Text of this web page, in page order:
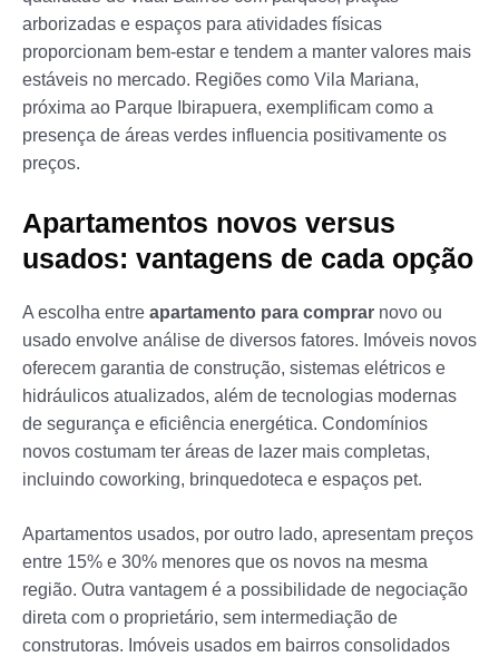
arborizadas e espaços para atividades físicas
proporcionam bem-estar e tendem a manter valores mais
estáveis no mercado. Regiões como Vila Mariana,
próxima ao Parque Ibirapuera, exemplificam como a
presença de áreas verdes influencia positivamente os
preços.
Apartamentos novos versus
usados: vantagens de cada opção
A escolha entre apartamento para comprar novo ou
usado envolve análise de diversos fatores. Imóveis novos
oferecem garantia de construção, sistemas elétricos e
hidráulicos atualizados, além de tecnologias modernas
de segurança e eficiência energética. Condomínios
novos costumam ter áreas de lazer mais completas,
incluindo coworking, brinquedoteca e espaços pet.
Apartamentos usados, por outro lado, apresentam preços
entre 15% e 30% menores que os novos na mesma
região. Outra vantagem é a possibilidade de negociação
direta com o proprietário, sem intermediação de
construtoras. Imóveis usados em bairros consolidados